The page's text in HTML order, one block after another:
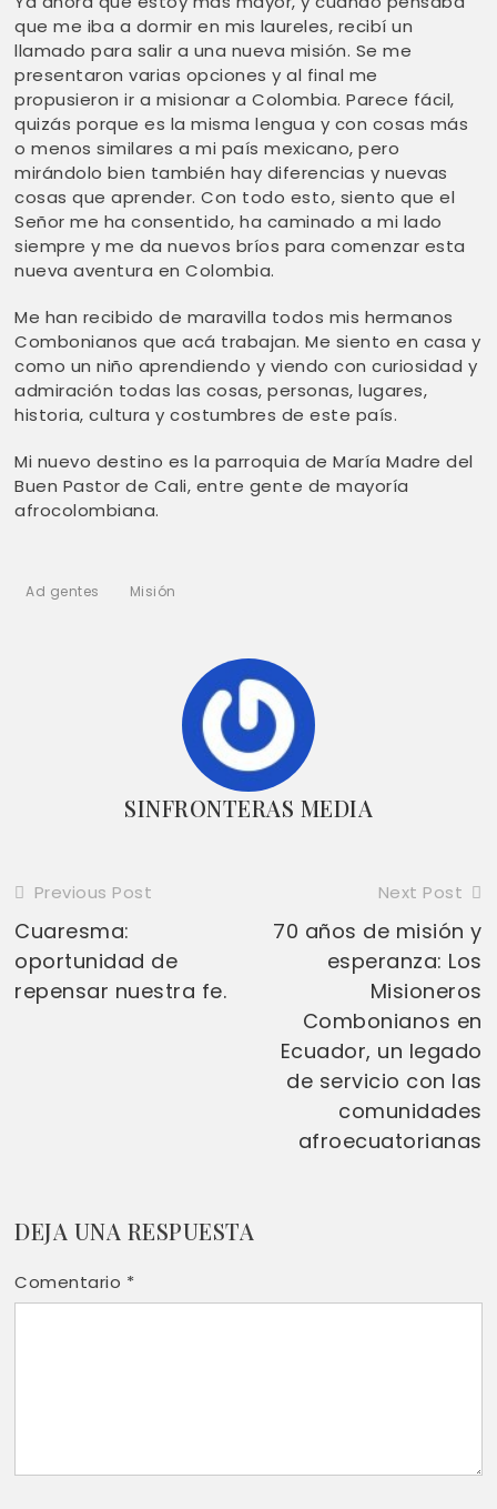
que me iba a dormir en mis laureles, recibí un
llamado para salir a una nueva misión. Se me
presentaron varias opciones y al final me
propusieron ir a misionar a Colombia. Parece fácil,
quizás porque es la misma lengua y con cosas más
o menos similares a mi país mexicano, pero
mirándolo bien también hay diferencias y nuevas
cosas que aprender. Con todo esto, siento que el
Señor me ha consentido, ha caminado a mi lado
siempre y me da nuevos bríos para comenzar esta
nueva aventura en Colombia.
Me han recibido de maravilla todos mis hermanos
Combonianos que acá trabajan. Me siento en casa y
como un niño aprendiendo y viendo con curiosidad y
admiración todas las cosas, personas, lugares,
historia, cultura y costumbres de este país.
Mi nuevo destino es la parroquia de María Madre del
Buen Pastor de Cali, entre gente de mayoría
afrocolombiana.
Ad gentes Misión
SINFRONTERAS MEDIA
Read
more
articles
Previous Post
Cuaresma:
oportunidad de
repensar nuestra fe.
Next Post
70 años de misión y
esperanza: Los
Misioneros
Combonianos en
Ecuador, un legado
de servicio con las
comunidades
afroecuatorianas
DEJA UNA RESPUESTA
Comentario *